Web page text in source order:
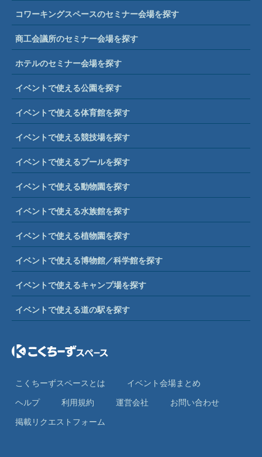
コワーキングスペースのセミナー会場を探す
商工会議所のセミナー会場を探す
ホテルのセミナー会場を探す
イベントで使える公園を探す
イベントで使える体育館を探す
イベントで使える競技場を探す
イベントで使えるプールを探す
イベントで使える動物園を探す
イベントで使える水族館を探す
イベントで使える植物園を探す
イベントで使える博物館／科学館を探す
イベントで使えるキャンプ場を探す
イベントで使える道の駅を探す
こくちーずスペースとは
イベント会場まとめ
ヘルプ
利⽤規約 運営会社
お問い合わせ
掲載リクエストフォーム